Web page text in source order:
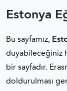
ESTONYA AILE
ESTONYA
Estonya
Bu sayfamız,
duyabileceğiniz
bir sayfadır.
doldurulması